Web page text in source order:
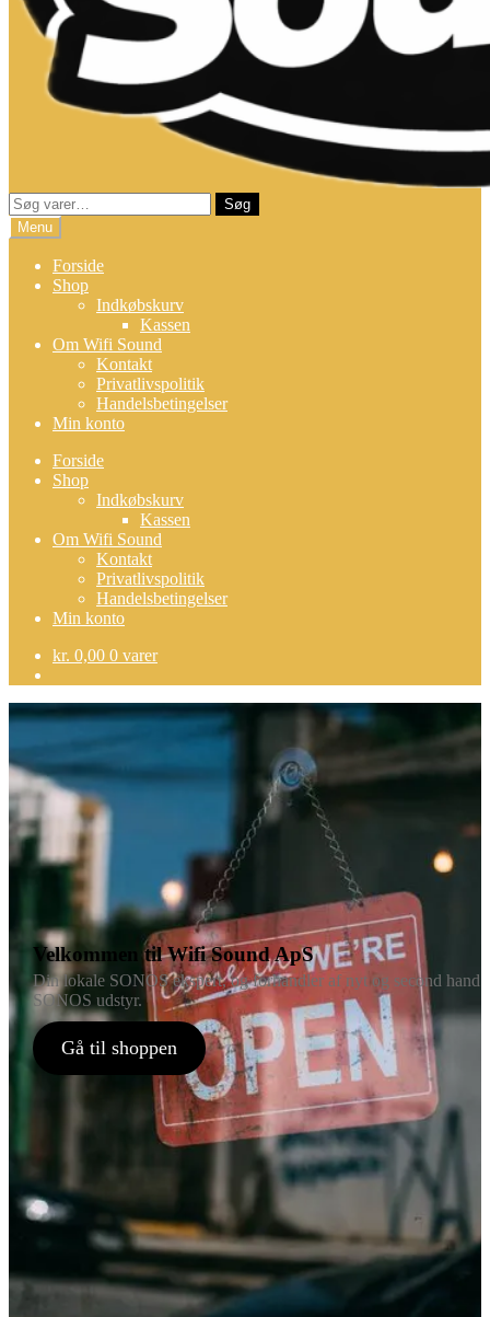
Søg
efter:
Søg
Menu
Forside
Shop
Indkøbskurv
Kassen
Om Wifi Sound
Kontakt
Privatlivspolitik
Handelsbetingelser
Min konto
Forside
Shop
Indkøbskurv
Kassen
Om Wifi Sound
Kontakt
Privatlivspolitik
Handelsbetingelser
Min konto
kr. 0,00 0 varer
Velkommen til Wifi Sound ApS
Din lokale SONOS ekspert, og forhandler af nyt og second hand
SONOS udstyr.
Gå til shoppen